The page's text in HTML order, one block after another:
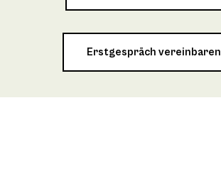
Erstgespräch vereinbaren